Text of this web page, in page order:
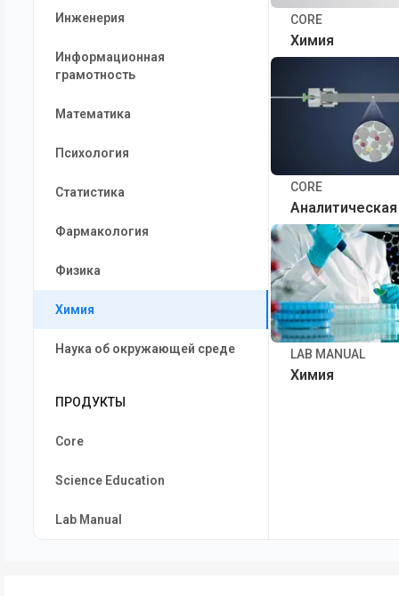
Инженерия
Информационная
грамотность
Математика
Психология
Статистика
Фармакология
Физика
Химия
Наука об окружающей среде
ПРОДУКТЫ
Core
Science Education
Lab Manual
CORE
Химия
CORE
LAB MANUAL
Химия